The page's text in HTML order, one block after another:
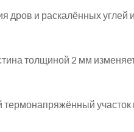
и раскалённых углей
толщиной 2 мм
участок